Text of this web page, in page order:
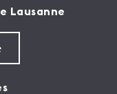
Lausanne